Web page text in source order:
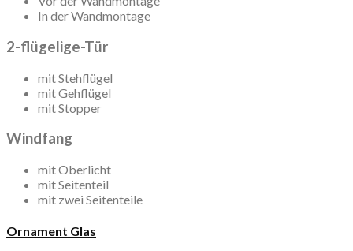
In der Wandmontage
2-flügelige-Tür
mit Stehflügel
mit Gehflügel
mit Stopper
Windfang
mit Oberlicht
mit Seitenteil
mit zwei Seitenteile
Ornament Glas